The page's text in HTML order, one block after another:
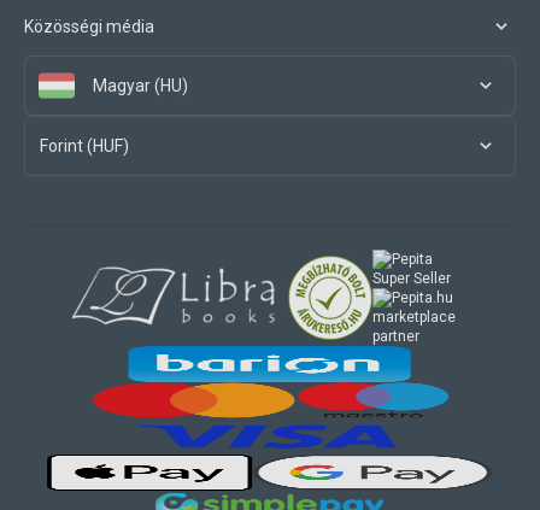
Közösségi média
Magyar (HU)
Forint (HUF)
marketplace
partner